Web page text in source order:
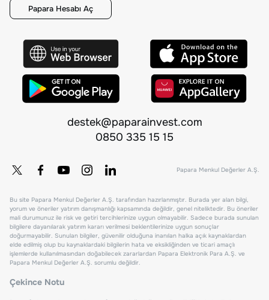
Papara Hesabı Aç
destek@paparainvest.com
0850 335 15 15
Papara Menkul Değerler A.Ş.
Bu site Papara Menkul Değerler A.Ş. tarafından hazırlanmıştır. Burada yer alan bilgi,
yorum ve öneriler yatırım danışmanlığı kapsamında değildir, genel niteliktedir. Bu öneriler
mali durumunuz ile risk ve getiri tercihlerinize uygun olmayabilir. Sadece burada sunulan
bilgilere dayanılarak yatırım kararı verilmesi beklentilerinize uygun sonuçlar
doğurmayabilir. Sunulan bilgiler, güvenilir olduğuna inanılan halka açık kaynaklardan
elde edilmiş olup bu kaynaklardaki bilgilerin hata ve eksikliğinden ve ticari amaçlı
işlemlerde kullanılmasından doğabilecek zararlardan Papara Elektronik Para A.Ş. ve
Papara Menkul Değerler A.Ş. sorumlu değildir.
Çekince Notu